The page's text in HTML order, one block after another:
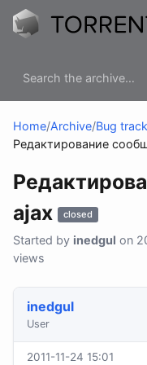
Home/Archive/Bug
Редактирование
ajax
closed
Started by inedgul on
views
inedgul
User
2011-11-24 15:01